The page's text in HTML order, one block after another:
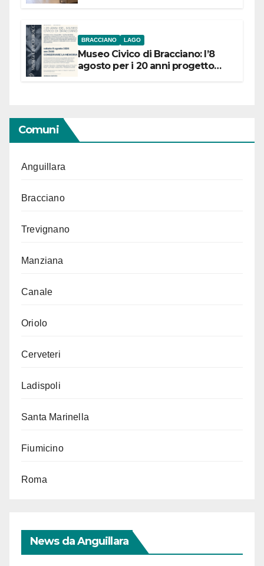
BRACCIANO LAGO
Museo Civico di Bracciano: l’8
agosto per i 20 anni progetto
Comuni
Anguillara
Bracciano
Trevignano
Manziana
Canale
Oriolo
Cerveteri
Ladispoli
Santa Marinella
Fiumicino
Roma
News da Anguillara